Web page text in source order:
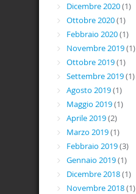
Dicembre 2020(1)
Ottobre 2020(1)
Febbraio 2020(1)
Novembre 2019(1)
Ottobre 2019(1)
Settembre 2019(1)
Agosto 2019(1)
Maggio 2019(1)
Aprile 2019(2)
Marzo 2019(1)
Febbraio 2019(3)
Gennaio 2019(1)
Dicembre 2018(1)
Novembre 2018(1)